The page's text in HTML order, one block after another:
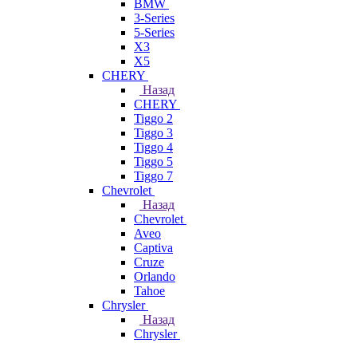
BMW
3-Series
5-Series
X3
X5
CHERY
Назад
CHERY
Tiggo 2
Tiggo 3
Tiggo 4
Tiggo 5
Tiggo 7
Chevrolet
Назад
Chevrolet
Aveo
Captiva
Cruze
Orlando
Tahoe
Chrysler
Назад
Chrysler